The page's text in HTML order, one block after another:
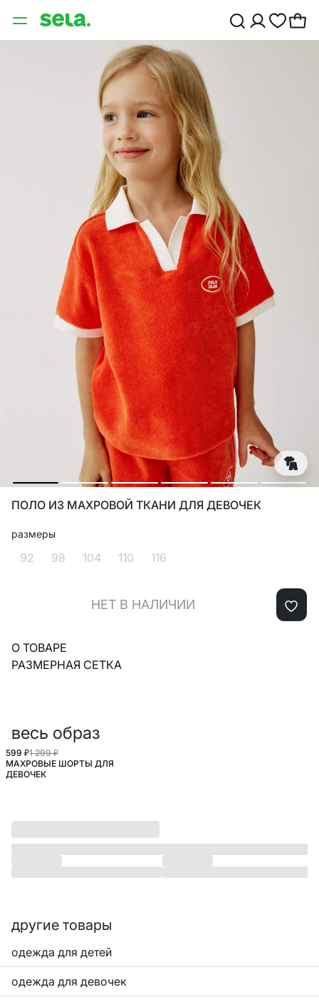
ПОЛО ИЗ МАХРОВОЙ ТКАНИ ДЛЯ ДЕВОЧЕК
размеры
92 98 104 110 116
НЕТ В НАЛИЧИИ
О ТОВАРЕ
РАЗМЕРНАЯ СЕТКА
весь образ
599 ₽1 299 ₽
МАХРОВЫЕ ШОРТЫ ДЛЯ
ДЕВОЧЕК
другие товары
одежда для детей
одежда для девочек